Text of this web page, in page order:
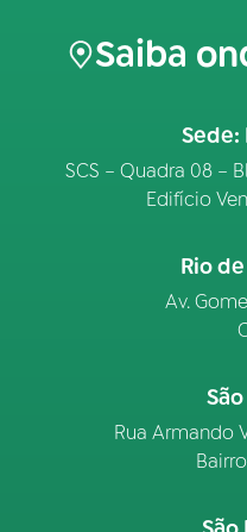
Saiba
Sede:
SCS – Quadra 08 –
Edifício
Rio
Av.
Rua Armando